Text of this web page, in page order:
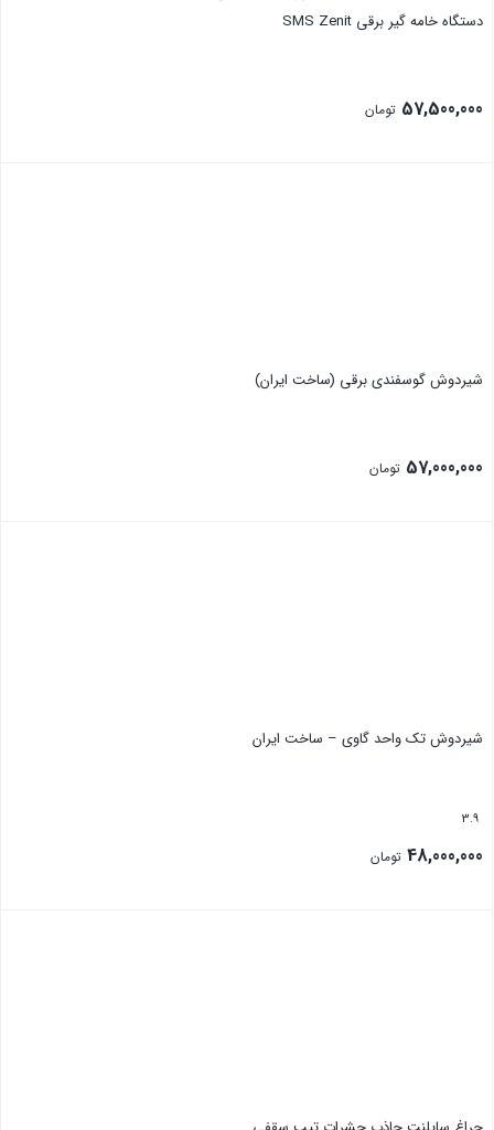
دستگاه خامه گیر برقی SMS Zenit
57,500,000 تومان
شیردوش گوسفندی برقی (ساخت ایران)
57,000,000 تومان
شیردوش تک واحد گاوی – ساخت ایران
3.9
48,000,000 تومان